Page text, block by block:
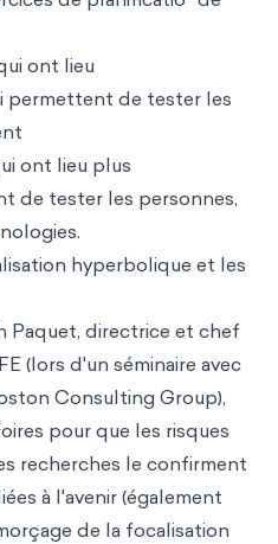
ont lieu
permettent de tester les
ont lieu plus
de tester les personnes,
hyperbolique et les
Paquet, directrice et chef
(lors d'un séminaire avec
Consulting Group),
oires pour que les risques
recherches le confirment
à l'avenir (également
de la focalisation